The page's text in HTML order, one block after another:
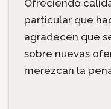
Ofreciendo
particular que
agradecen que
sobre nuevas
merezcan la